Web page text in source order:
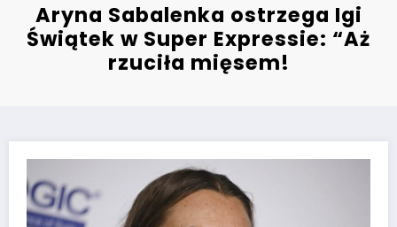
Aryna Sabalenka ostrzega Igi
Świątek w Super Expressie: “Aż
rzuciła mięsem!